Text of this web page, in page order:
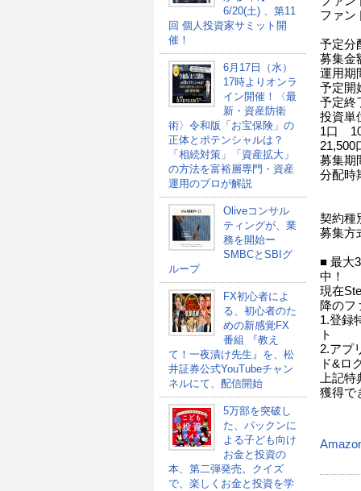
6/20(土) 、第11
回 個人投資家サミット開
催！
6月17日（水）
17時よりオンラ
イン開催！〈最
新・資産防衛
術〉令和版「お宝保険」の
正体とポテンシャルは？
「相続対策」「資産拡大」
の方法を富裕層専門・資産
運用のプロが解説
Oliveコンサル
ティングが、業
務を開始ー
SMBCとSBIグ
ループ
FX初心者によ
る、初心者のた
めの新感覚FX
番組 『教え
て！一夜漬け先生』を、松
井証券公式YouTubeチャン
ネルにて、配信開始
5万部を突破し
た、パックンに
よる子ども向け
お金と投資の
本、第二弾発売。クイズ
で、楽しくお金と投資を学
ファン
予定分
募集金
運用期
予定開
予定終
投資単
1口
募集期
分配時
契約種
募集方
■ 最大
中！
現在
降のフ
1.登録
ト
2.アプ
ド&ロ
上記
獲得で